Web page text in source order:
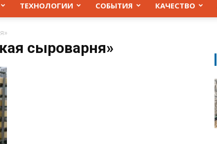
ТЕХНОЛОГИИ СОБЫТИЯ КАЧЕСТВО
сыроварня»